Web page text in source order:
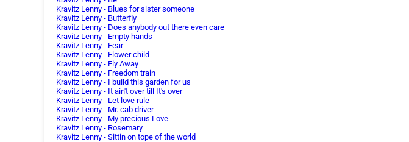
Kravitz Lenny - Blues for sister someone
Kravitz Lenny - Butterfly
Kravitz Lenny - Does anybody out there even care
Kravitz Lenny - Empty hands
Kravitz Lenny - Fear
Kravitz Lenny - Flower child
Kravitz Lenny - Fly Away
Kravitz Lenny - Freedom train
Kravitz Lenny - I build this garden for us
Kravitz Lenny - It ain't over till It's over
Kravitz Lenny - Let love rule
Kravitz Lenny - Mr. cab driver
Kravitz Lenny - My precious Love
Kravitz Lenny - Rosemary
Kravitz Lenny - Sittin on tope of the world